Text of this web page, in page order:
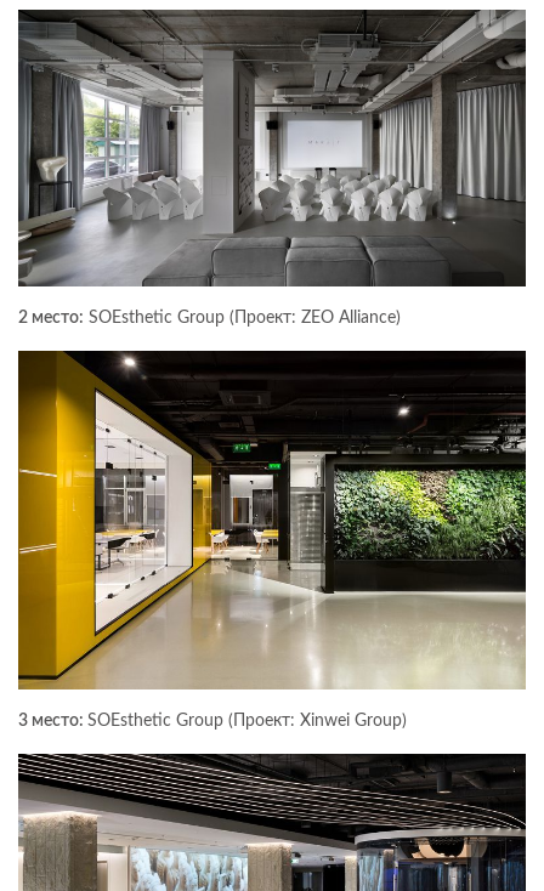
2 место: SOEsthetic Group (Проект: ZEO Alliance)
3 место: SOEsthetic Group (Проект: Xinwei Group)